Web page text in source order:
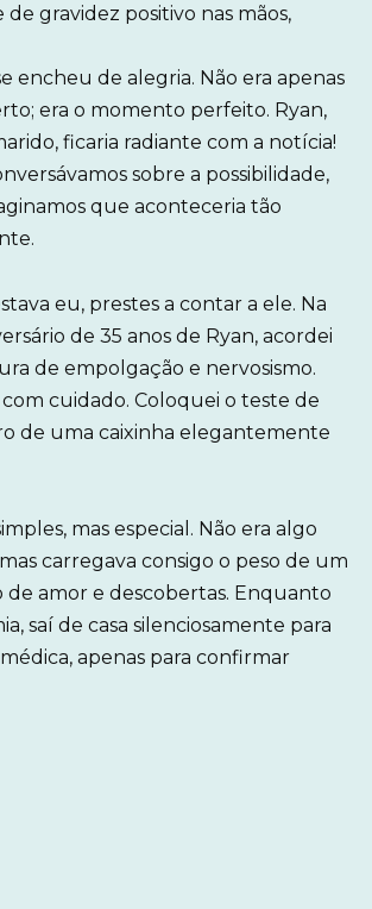
gravidez positivo nas mãos,
encheu de alegria. Não era apenas
era o momento perfeito. Ryan,
ficaria radiante com a notícia!
sobre a possibilidade,
que aconteceria tão
eu, prestes a contar a ele. Na
de 35 anos de Ryan, acordei
de empolgação e nervosismo.
cuidado. Coloquei o teste de
de uma caixinha elegantemente
mas especial. Não era algo
carregava consigo o peso de um
amor e descobertas. Enquanto
saí de casa silenciosamente para
apenas para confirmar